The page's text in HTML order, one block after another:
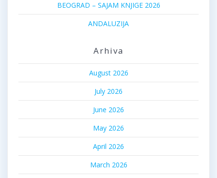
BEOGRAD – SAJAM KNJIGE 2026
ANDALUZIJA
Arhiva
August 2026
July 2026
June 2026
May 2026
April 2026
March 2026